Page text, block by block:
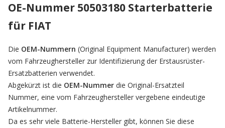
OE-Nummer 50503180 Starterbatterie
für FIAT
Die OEM-Nummern (Original Equipment Manufacturer) werden
vom Fahrzeughersteller zur Identifizierung der Erstausrüster-
Ersatzbatterien verwendet.
Abgekürzt ist die OEM-Nummer die Original-Ersatzteil
Nummer, eine vom Fahrzeughersteller vergebene eindeutige
Artikelnummer.
Da es sehr viele Batterie-Hersteller gibt, können Sie diese